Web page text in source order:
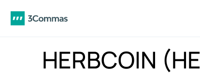
HERBCOIN